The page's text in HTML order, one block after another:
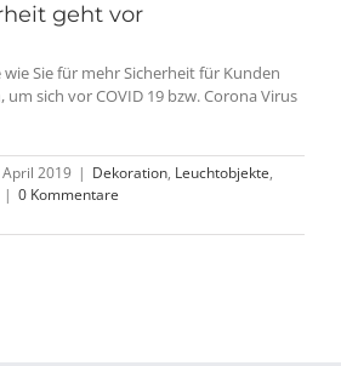
geht vor
Sie für mehr Sicherheit für Kunden
sich vor COVID 19 bzw. Corona Virus
2019 | Dekoration, Leuchtobjekte,
| 0 Kommentare